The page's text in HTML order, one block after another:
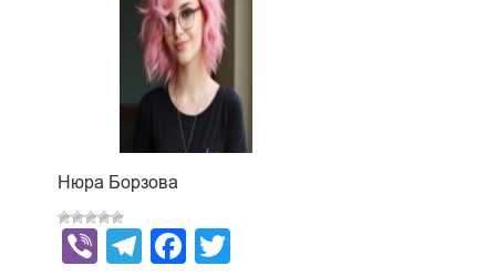
Нюра Борзова
ViberTelegram
Facebook